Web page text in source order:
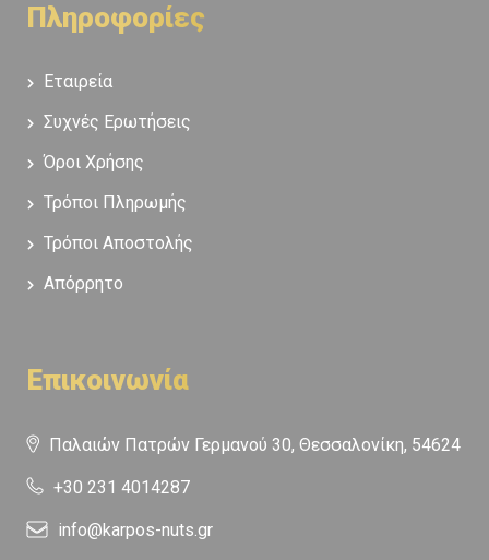
Πληροφορίες
Εταιρεία
Συχνές Ερωτήσεις
Όροι Χρήσης
Τρόποι Πληρωμής
Τρόποι Αποστολής
Απόρρητο
Επικοινωνία
Παλαιών Πατρών Γερμανού 30, Θεσσαλονίκη, 54624
+30 231 4014287
info@karpos-nuts.gr